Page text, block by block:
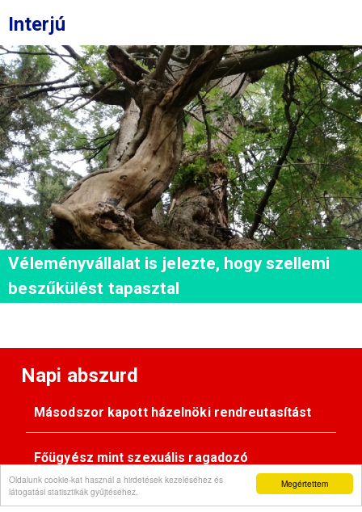
Megértettem
Oldalunk cookie-kat használ a hirdetések kezeléséhez és
látogatási statisztikák gyűjtéséhez.
Interjú
Véleményvállalat is jelezte, hogy szellemi
beszűkülést tapasztal
Napi abszurd
Másodszor kapott házelnöki rendreutasítást
Főügyész mint szexuális ragadozó
Pimasz önkényúr